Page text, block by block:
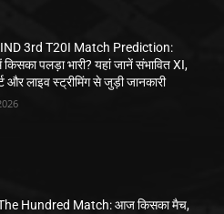
3rd T20I Match Prediction:
पलड़ा भारी? यहां जानें संभावित XI,
और लाइव स्ट्रीमिंग से जुड़ी जानकारी
Hundred Match: आज किसका मैच,